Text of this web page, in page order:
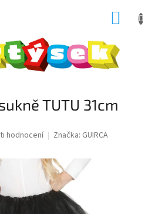
TUTU 31cm
hodnocení Značka: GUIRCA